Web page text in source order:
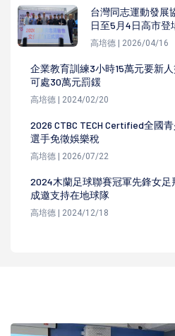
台灣同志運動發展
日至5月4日高市登
高培德 | 2026/04/16
企業教育訓練3小時15萬元要新
可處30萬元罰鍰
高培德 | 2024/02/20
2026 CTBC TECH Certified全國
選手免徵娛樂稅
高培德 | 2026/07/22
2024木蘭足球聯賽冠軍先鋒女
成邀支持在地球隊
高培德 | 2024/12/18